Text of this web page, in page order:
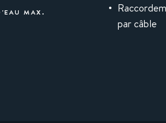
MAX.
par câble